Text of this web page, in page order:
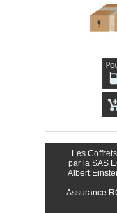
Les
par la SAS
Albert
Assurance